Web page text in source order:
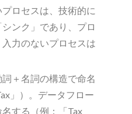
ロセスは、技術的に
ンク」であり、プロ
力のないプロセスは
＋名詞の構造で命名
」）。データフロー
する（例：「Tax